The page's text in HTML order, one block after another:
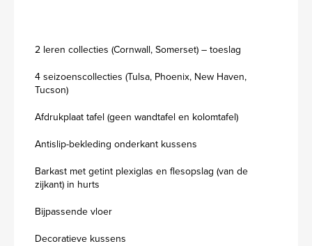
2 leren collecties (Cornwall, Somerset) – toeslag
4 seizoenscollecties (Tulsa, Phoenix, New Haven,
Tucson)
Afdrukplaat tafel (geen wandtafel en kolomtafel)
Antislip-bekleding onderkant kussens
Barkast met getint plexiglas en flesopslag (van de
zijkant) in hurts
Bijpassende vloer
Decoratieve kussens